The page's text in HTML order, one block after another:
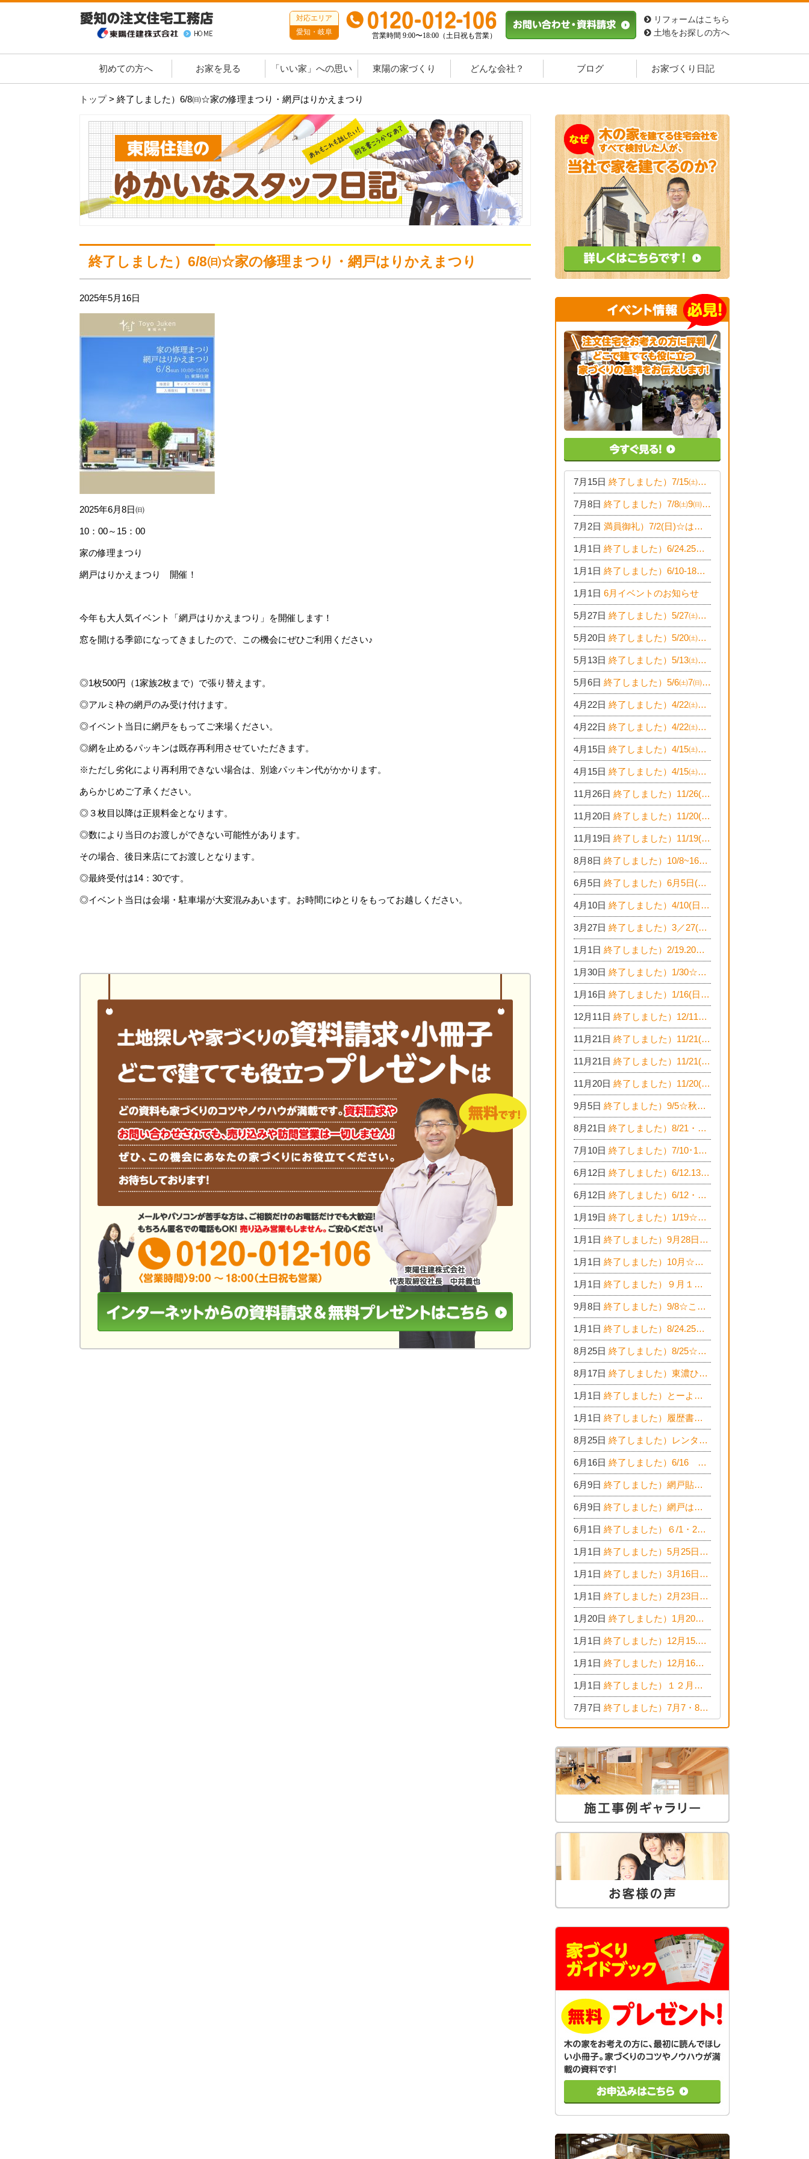
対応エリア
愛知・岐阜
営業時間 9:00〜18:00（土日祝も営業）
リフォームはこちら
土地をお探しの方へ
初めての方へ お家を見る 「いい家」への思い 東陽の家づくり どんな会社？ ブログ お家づくり日記
トップ> 終了しました）6/8㈰☆家の修理まつり・網戸はりかえまつり
終了しました）6/8㈰☆家の修理まつり・網戸はりかえまつり
2025年5月16日
2025年6月8日㈰
10：00～15：00
家の修理まつり
網戸はりかえまつり 開催！
今年も大人気イベント「網戸はりかえまつり」を開催します！
窓を開ける季節になってきましたので、この機会にぜひご利用ください♪
◎1枚500円（1家族2枚まで）で張り替えます。
◎アルミ枠の網戸のみ受け付けます。
◎イベント当日に網戸をもってご来場ください。
◎網を止めるパッキンは既存再利用させていただきます。
※ただし劣化により再利用できない場合は、別途パッキン代がかかります。
あらかじめご了承ください。
◎３枚目以降は正規料金となります。
◎数により当日のお渡しができない可能性があります。
その場合、後日来店にてお渡しとなります。
◎最終受付は14：30です。
◎イベント当日は会場・駐車場が大変混みあいます。お時間にゆとりをもってお越しください。
7月15日 終了しました）7/15㈯16㈰☆子育て世代の家づくり相談会
7月8日 終了しました）7/8㈯9㈰☆50代からの家づくり相談会
7月2日 満員御礼）7/2(日)☆はじめてのおつかいプロジェクト
1月1日 終了しました）6/24.25☆建築現場見学会in一宮市木曽川町
1月1日 終了しました）6/10-18☆予算￥500万でどこまでできるの？リフォーム相談会
1月1日 6月イベントのお知らせ
5月27日 終了しました）5/27㈯28㈰☆お得窓リフォーム個別相談会
5月20日 終了しました）5/20㈯21㈰☆築50年平屋のおうちリノベーション完成見学会
5月13日 終了しました）5/13㈯☆植林バスツアー開催！
5月6日 終了しました）5/6㈯7㈰14㈰☆残り1棟！一宮市限定モニター募集相談会(新築・建替え)
4月22日 終了しました）4/22㈯23㈰☆お得に窓リフォーム個別相談会
4月22日 終了しました）4/22㈯23㈰☆新築・建替えモニター募集個別相談会
4月15日 終了しました）4/15㈯16㈰☆家づくりゆっくりじっくり個別相談会
4月15日 終了しました）4/15㈯16㈰☆おうちリノベ個別相談会
11月26日 終了しました）11/26(土)・27(日)☆新築完成見学会 in一宮市あずら
11月20日 終了しました）11/20(日)☆増改築・リフォームまつり＆秋の味覚まつり＆芸術祭
11月19日 終了しました）11/19(土)☆リノベーション・家の修理まつり＆増改築・リフォームまつりin扶桑ゴルフ
8月8日 終了しました）10/8~16☆木でつくる平屋のおうちのつくり方【完全予約制】
6月5日 終了しました）6月5日(日)網戸張替承ります☆開催！
4月10日 終了しました）4/10(日)『収納がたくさんあるおうち現場見学会』
3月27日 終了しました）3／27(日)☆春のリフォーム！水まわりLDKリフォーム相談会&今がチャンス！エアコン相談会
1月1日 終了しました）2/19.20☆水まわり・LDKリフォーム相談会＆エアコン相談会
1月30日 終了しました）1/30☆耐震シェルター工法が見れる完成見学会
1月16日 終了しました）1/16(日)☆新春！増改築リフォーム&家の修理まつり
12月11日 終了しました）12/11〜20☆冬の大感謝祭クリスマス相談会開催
11月21日 終了しました）11/21(日)22(月)23(火)☆家の修理まつり＆増改築リフォーム相談会
11月21日 終了しました）11/21(日)☆家の修理相談会開催 in 扶桑オークビレッジ
11月20日 終了しました）11/20(土)21(日)☆いちのみや逸品市に出店します【ひのきのバラ販売】
9月5日 終了しました）9/5☆秋の相談会フェア☆完全予約制
8月21日 終了しました）8/21・22☆新築ハジメテさん相談会 『集まれ！農地に家を建てたい人！』
7月10日 終了しました）7/10･11☆新築ハジメテさん相談会 『集まれ！農地に家を建てたい人！』完全予約制
6月12日 終了しました）6/12.13★新築ハジメテさん 『木の家 現場体感見学会』
6月12日 終了しました）6/12・13☆新築ハジメテさん相談会『今ある土地に家を建てる際の注意点』
1月19日 終了しました）1/19☆新春！健康あったかまつり＆増改築リフォームまつり
1月1日 終了しました）9月28日(土)29日(日) 家の解体なんでも相談会
1月1日 終了しました）10月☆とーよーイベント情報
1月1日 終了しました）９月１２日(木) 助産師Cafe in東陽住建
9月8日 終了しました）9/8☆こども体験フェスティバル☆一宮市民会館
1月1日 終了しました）8/24.25☆住宅現場見学会
8月25日 終了しました）8/25☆家づくりのお仕事チャレンジ
8月17日 終了しました）東濃ひのき100％平屋住宅☆木の家完成見学会
1月1日 終了しました）とーよー木の学校inイオンモール木曽川
1月1日 終了しました）履歴書に書ける！子どもハンドアロマ講座☆
8月25日 終了しました）レンタルスペース☆イベント情報☆チャイルドアロマセラピスト
6月16日 終了しました）6/16 旬の家族フェアに参加します☆
6月9日 終了しました）網戸貼替えまつりへ社長よりご招待です♪
6月9日 終了しました）網戸はりかえ祭り☆今年も開催決定！
6月1日 終了しました）６/1・2 暮らしの相談会のお知らせ
1月1日 終了しました）5月25日(土)26日(日) 無垢の木の家体感見学会開催☆
1月1日 終了しました）3月16日(土)17日(日) ＥＤＩＯＮ東陽住建でんき館 総決算まつり
1月1日 終了しました）2月23日(土)24日(日) 無垢の木の家 完成見学会
1月20日 終了しました）1月20日は、新春増改築リフォームまつり＆家の修理祭り＆家電まつりです。
1月1日 終了しました）12月15.16日 構造見学会 清須市西枇杷島町弁天
1月1日 終了しました）12月16日 EDION東陽住建でんき OPEN第二弾イベント！！
1月1日 終了しました）１２月９日(日) EDION東陽住建でんき館プレＯＰＥＮ！＆家の修理まつり
7月7日 終了しました）7月7・8日（土・日）は、地震に強くて安心！暮らしを楽しむ東濃ひのきの平屋の家体験見学会を開催します。ぜひお越しください。